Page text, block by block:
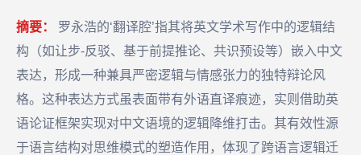
摘要：
罗永浩的‘翻译腔’指其将英文学术写作中的逻辑结
构（如让步-反驳、基于前提推论、共识预设等）嵌入中文
表达，形成一种兼具严密逻辑与情感张力的独特辩论风
格。这种表达方式虽表面带有外语直译痕迹，实则借助英
语论证框架实现对中文语境的逻辑降维打击。其有效性源
于语言结构对思维模式的塑造作用，体现了跨语言逻辑迁